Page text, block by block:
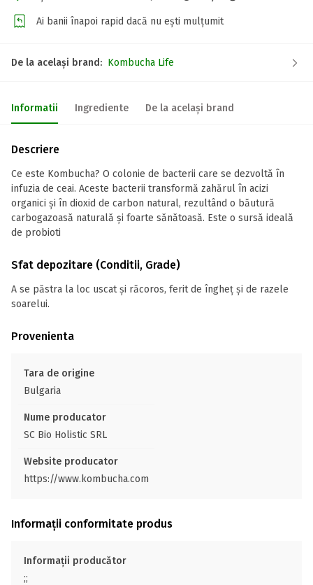
Ai banii înapoi rapid dacă nu ești mulțumit
De la același brand: Kombucha Life
Informatii Ingrediente De la același brand
Descriere
Ce este Kombucha? O colonie de bacterii care se dezvoltă în
infuzia de ceai. Aceste bacterii transformă zahărul în acizi
organici și în dioxid de carbon natural, rezultând o băutură
carbogazoasă naturală și foarte sănătoasă. Este o sursă ideală
de probioti
Sfat depozitare (Conditii, Grade)
A se păstra la loc uscat și răcoros, ferit de îngheț și de razele
soarelui.
Provenienta
Tara de origine
Bulgaria
Nume producator
SC Bio Holistic SRL
Website producator
https://www.kombucha.com
Informații conformitate produs
Informații producător
;;